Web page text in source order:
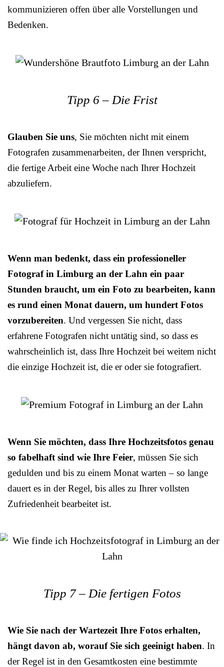
kommunizieren offen über alle Vorstellungen und
Bedenken.
Tipp 6 – Die Frist
Glauben Sie uns, Sie möchten nicht mit einem
Fotografen zusammenarbeiten, der Ihnen verspricht,
die fertige Arbeit eine Woche nach Ihrer Hochzeit
abzuliefern.
Wenn man bedenkt, dass ein professioneller
Fotograf in Limburg an der Lahn ein paar
Stunden braucht, um ein Foto zu bearbeiten, kann
es rund einen Monat dauern, um hundert Fotos
vorzubereiten. Und vergessen Sie nicht, dass
erfahrene Fotografen nicht untätig sind, so dass es
wahrscheinlich ist, dass Ihre Hochzeit bei weitem nicht
die einzige Hochzeit ist, die er oder sie fotografiert.
Wenn Sie möchten, dass Ihre Hochzeitsfotos genau
so fabelhaft sind wie Ihre Feier, müssen Sie sich
gedulden und bis zu einem Monat warten – so lange
dauert es in der Regel, bis alles zu Ihrer vollsten
Zufriedenheit bearbeitet ist.
Tipp 7 – Die fertigen Fotos
Wie Sie nach der Wartezeit Ihre Fotos erhalten,
hängt davon ab, worauf Sie sich geeinigt haben. In
der Regel ist in den Gesamtkosten eine bestimmte